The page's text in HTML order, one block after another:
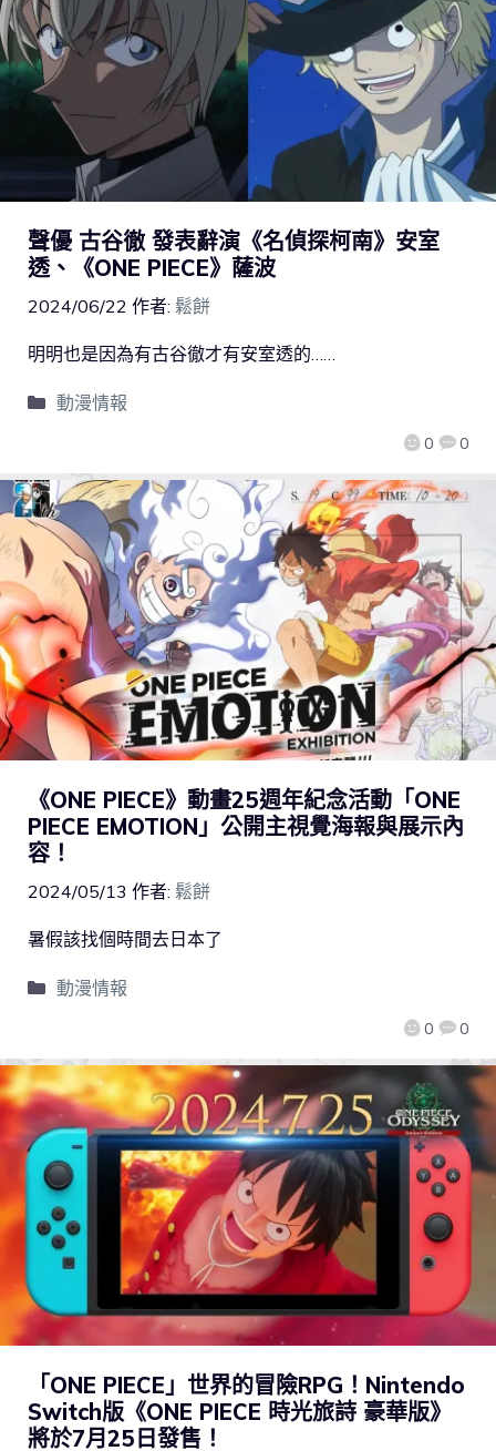
聲優 古谷徹 發表辭演《名偵探柯南》安室
透、《ONE PIECE》薩波
2024/06/22 作者: 鬆餅
0 0
明明也是因為有古谷徹才有安室透的……
動漫情報
《ONE PIECE》動畫25週年紀念活動「ONE
PIECE EMOTION」公開主視覺海報與展示內
容！
2024/05/13 作者: 鬆餅
0 0
暑假該找個時間去日本了
動漫情報
「ONE PIECE」世界的冒險RPG！Nintendo
Switch版《ONE PIECE 時光旅詩 豪華版》
將於7月25日發售！